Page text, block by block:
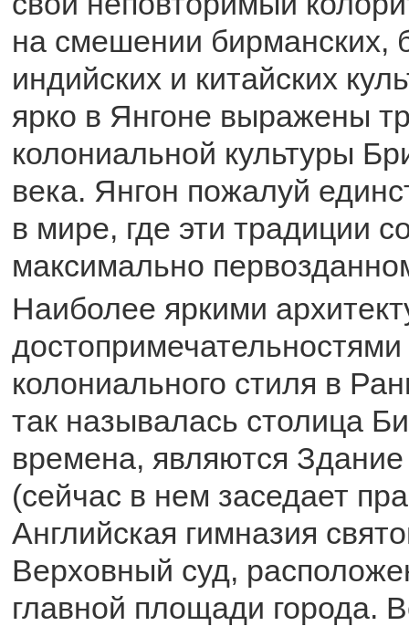
на смешении бирманских,
индийских и китайских
ярко в Янгоне выражены
колониальной культуры
века. Янгон пожалуй
в мире, где эти традиции
максимально
Наиболее яркими
достопримечательностями
колониального стиля в
так называлась столица
времена, являются Здание
(сейчас в нем заседает
Английская гимназия
Верховный суд,
главной площади города.